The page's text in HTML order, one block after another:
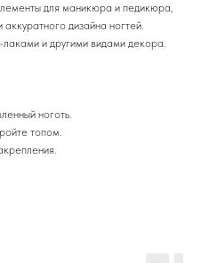
для маникюра и педикюра,
дизайна ногтей.
и другими видами декора.
ноготь.
топом.